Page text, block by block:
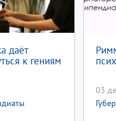
даёт
к гениям
03